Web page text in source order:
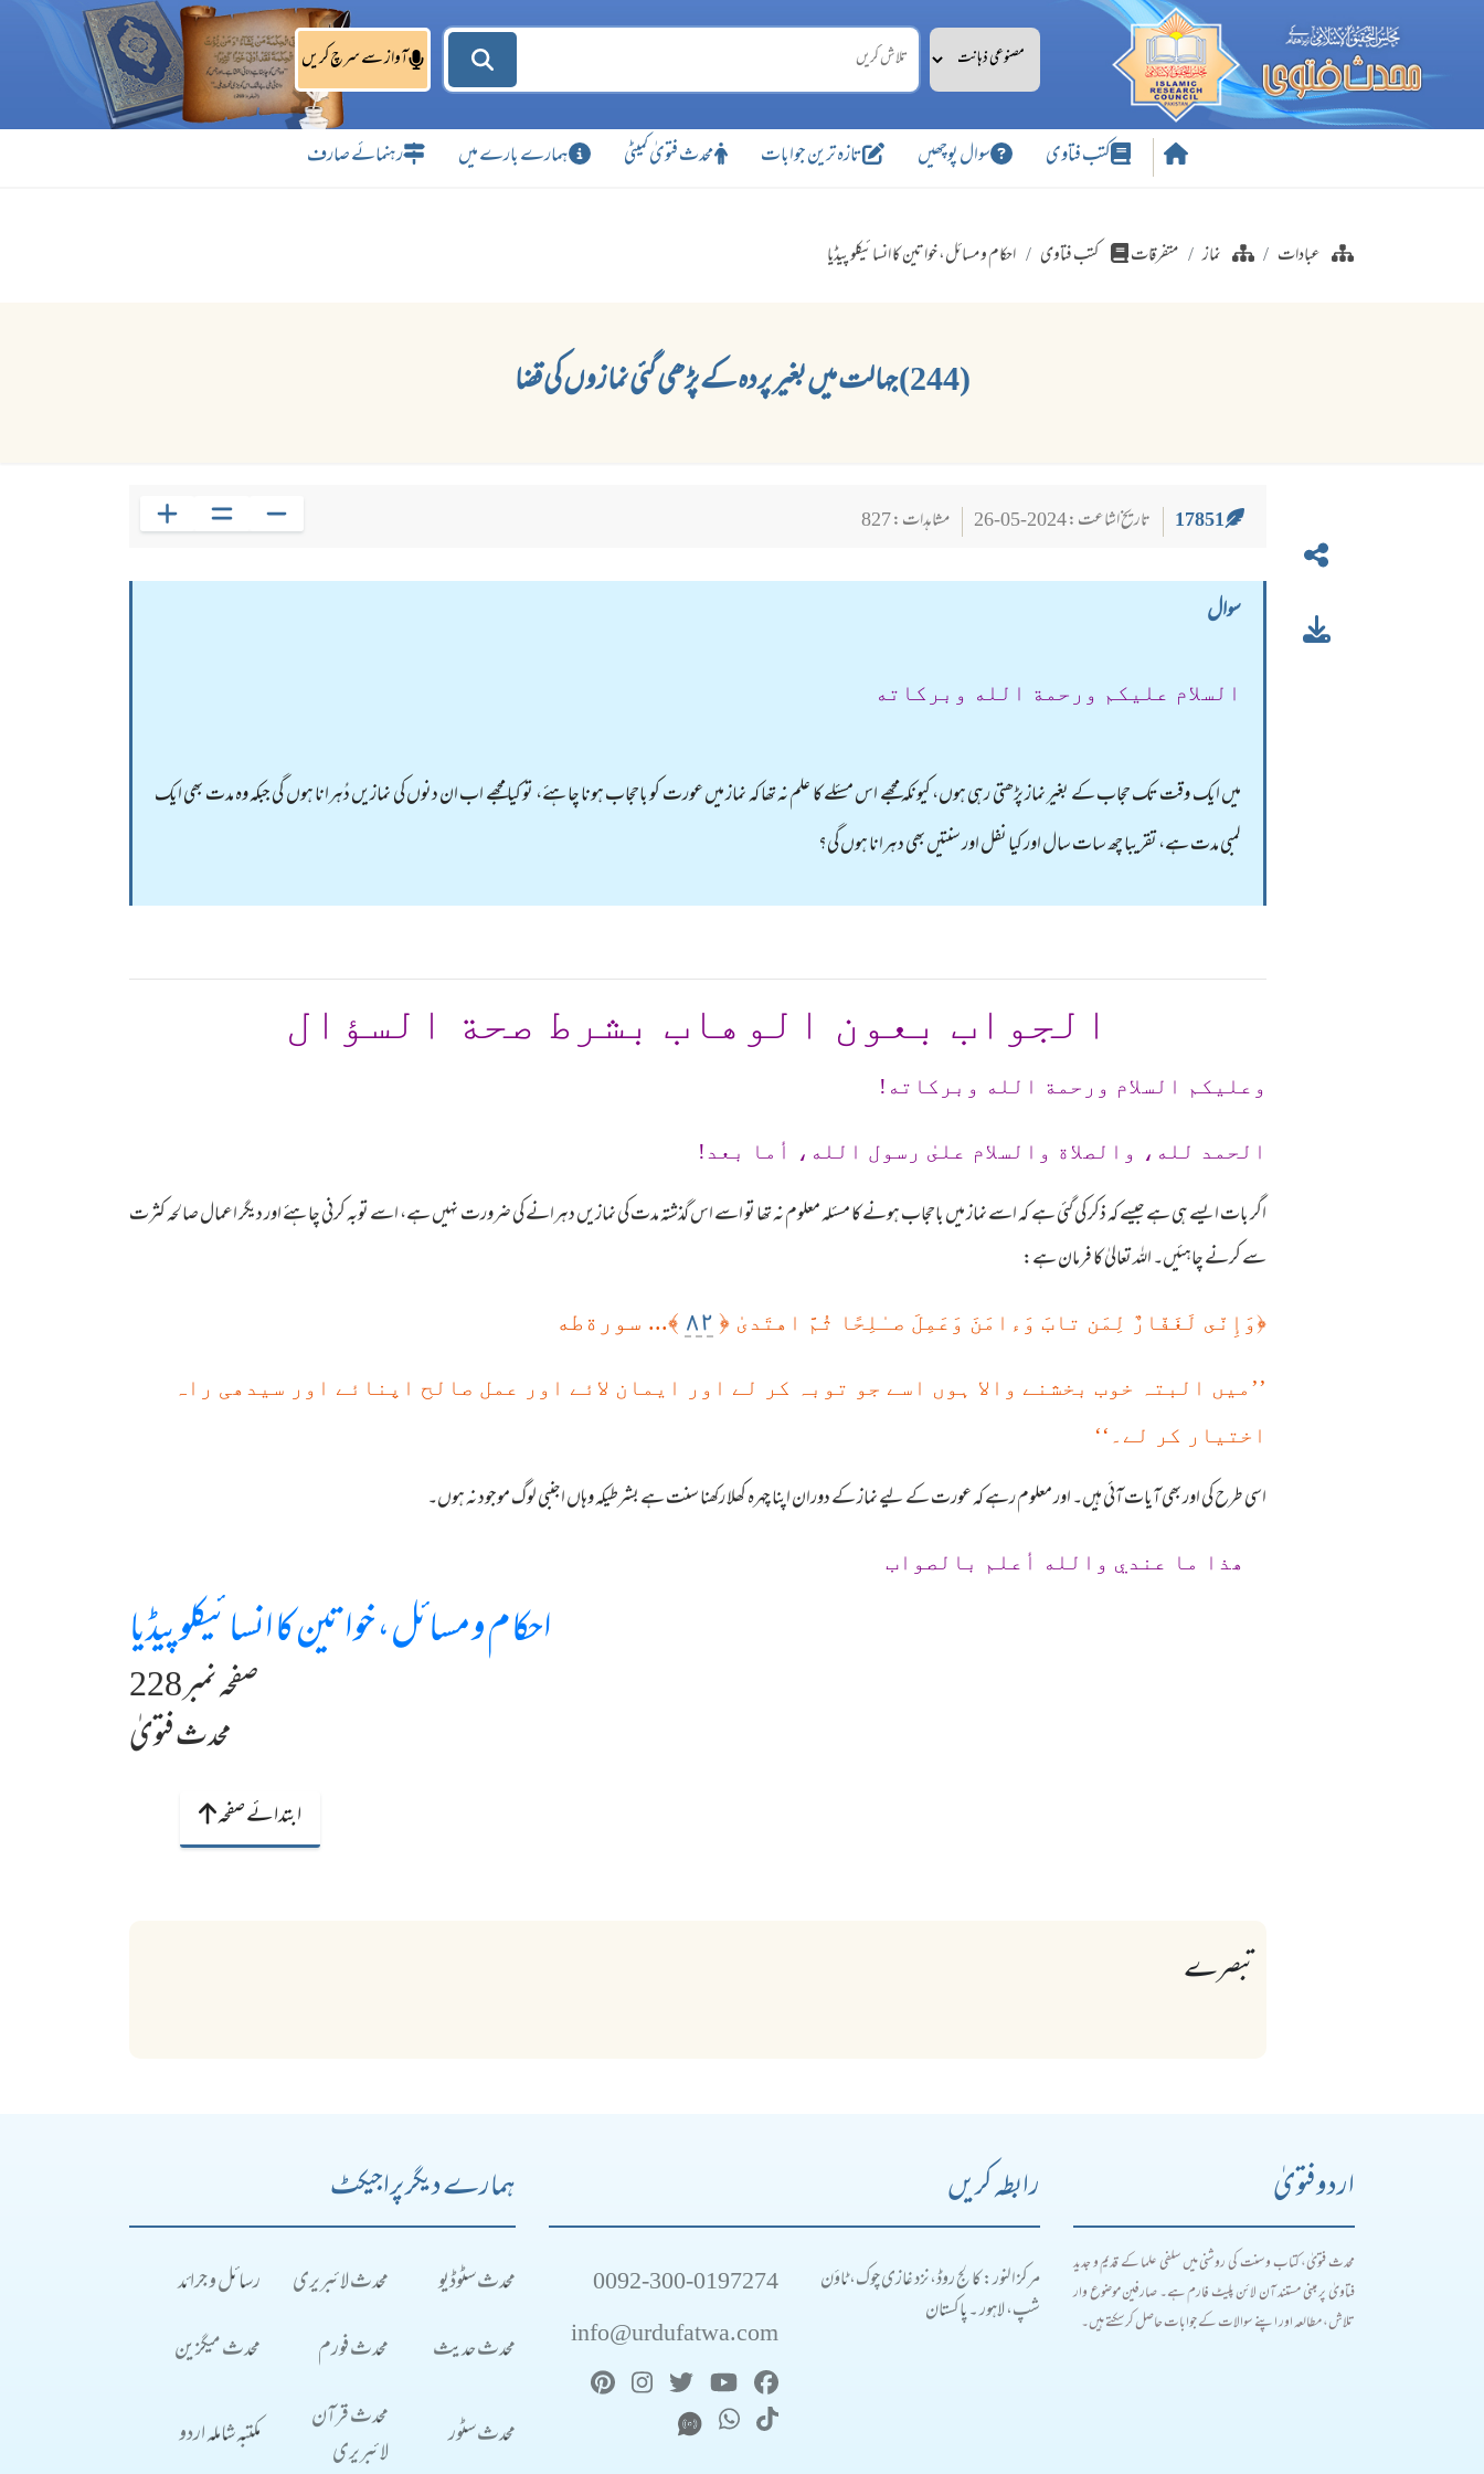
آواز سے سرچ کریں
کتب فتاوی سوال پوچھیں تازہ ترین جوابات محدث فتویٰ کمیٹی ہمارے بارے میں رہنمائے صارف
عبادات نماز متفرقات کتب فتاوی احکام و مسائل، خواتین کا انسائیکلو پیڈیا
(244) جہالت میں بغیر پردہ کے پڑھی گئی نمازوں کی قضا
17851 تاریخ اشاعت : 2024-05-26 مشاہدات : 827
سوال
السلام عليكم ورحمة الله وبركاته
میں ایک وقت تک حجاب کے بغیر نماز پڑھتی رہی ہوں، کیونکہ مجھے اس مسئلے کا علم نہ تھا کہ نماز میں عورت کو باحجاب ہونا چاہئے، تو کیا مجھے اب ان دنوں کی نمازیں دُہرانا ہوں گی جبکہ وہ مدت بھی ایک
لمبی مدت ہے، تقریبا چھ سات سال اور کیا نفل اور سنتیں بھی دہرانا ہوں گی؟
الجواب بعون الوهاب بشرط صحة السؤال
وعلیکم السلام ورحمة الله وبرکاته!
الحمد لله، والصلاة والسلام علىٰ رسول الله، أما بعد!
اگر بات ایسے ہی ہے جیسے کہ ذکر کی گئی ہے کہ اسے نماز میں باحجاب ہونے کا مسئلہ معلوم نہ تھا تو اسے اس گذشتہ مدت کی نمازیں دہرانے کی ضرورت نہیں ہے، اسے توبہ کرنی چاہئے اور دیگر اعمال صالحہ کثرت
سے کرنے چاہئیں۔ اللہ تعالیٰ کا فرمان ہے:
﴿وَإِنّى لَغَفّارٌ لِمَن تابَ وَءامَنَ وَعَمِلَ صـٰلِحًا ثُمَّ اهتَدىٰ ﴿ ٨٢ ﴾... سورةطه
’’میں البتہ خوب بخشنے والا ہوں اسے جو توبہ کر لے اور ایمان لائے اور عمل صالح اپنائے اور سیدھی راہ
اختیار کر لے۔‘‘
اسی طرح کی اور بھی آیات آئی ہیں۔ اور معلوم رہے کہ عورت کے لیے نماز کے دوران اپنا چہرہ کھلا رکھنا سنت ہے بشرطیکہ وہاں اجنبی لوگ موجود نہ ہوں۔
ھذا ما عندي والله أعلم بالصواب
احکام و مسائل، خواتین کا انسائیکلوپیڈیا
صفحہ نمبر 228
محدث فتویٰ
ابتدائے صفحہ
تبصرے
اردو فتویٰ
محدث فتویٰ، کتاب و سنت کی روشنی میں سلفی علما کے قدیم و جدید
فتاویٰ پر مبنی مستند آن لائن پلیٹ فارم ہے۔ صارفین موضوع وار
تلاش، مطالعہ اور اپنے سوالات کے جوابات حاصل کر سکتے ہیں۔
رابطہ کریں
مرکز النور: کالج روڈ، نزد غازی چوک، ٹاؤن
شپ، لاہور ۔ پاکستان
0092-300-0197274
info@urdufatwa.com
ہمارے دیگر پراجیکٹ
محدث سٹوڈیو محدث لائبریری
رسائل و جرائد
محدث حدیث
محدث فورم محدث میگزین
محدث سٹور
محدث قرآن
لائبریری
مکتبہ شاملہ اردو